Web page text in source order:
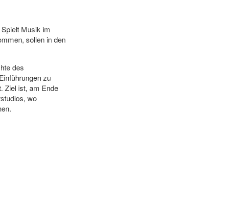
Musik im
sollen in den
des
zu
Ziel ist, am Ende
wo